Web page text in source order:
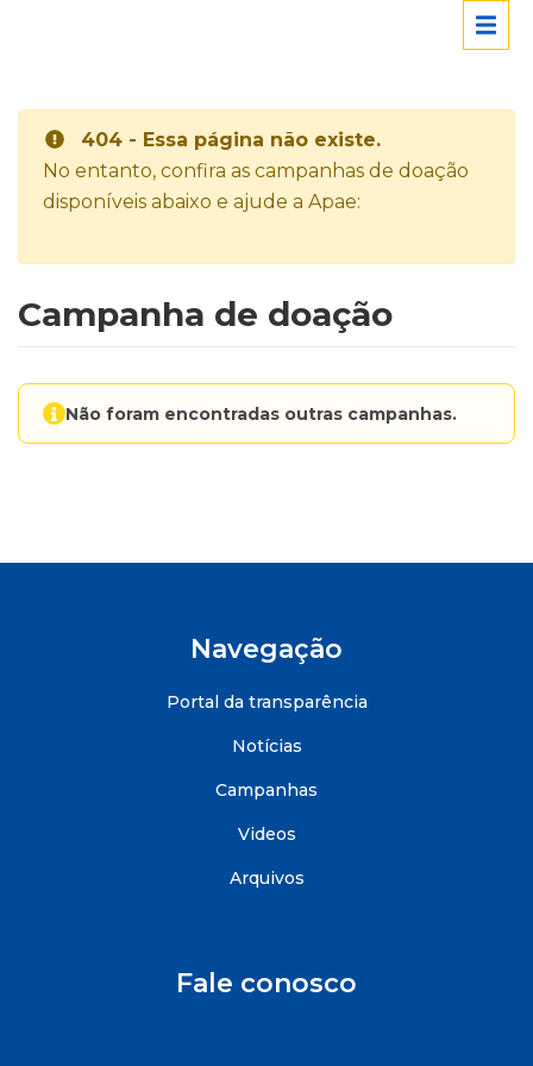
404 - Essa página não existe.
No entanto, confira as campanhas de doação
disponíveis abaixo e ajude a Apae:
Campanha de doação
Não foram encontradas outras campanhas.
Navegação
Portal da transparência
Notícias
Campanhas
Videos
Arquivos
Fale conosco